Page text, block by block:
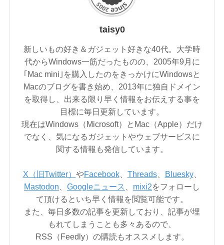
taisy0
新しいもの好き＆ガジェット好きな40代。大学時
代からWindows一筋だったものの、2005年9月に
｢Mac mini｣を購入したのをきっかけにWindowsと
Macのブログを書き始め、2013年に独自ドメイン
を取得し、出来る限り早く情報をお伝えする事を
目標に毎日更新しています。
現在はWindows（Microsoft）とMac（Apple）だけ
でなく、気になるガジェットやウェブサービスに
関する情報も発信しています。
X（旧Twitter） やFacebook、 Threads、 Bluesky、
Mastodon
Googleニュース mixi2をフォローし
て頂けるといち早く情報を閲覧可能です。
また、毎日多数の記事を更新しており、記事が埋
もれてしまうことも多々あるので、
RSS（Feedly）の購読もオススメします。